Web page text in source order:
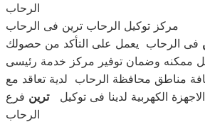
الرحاب
مركز توكيل الرحاب ترين فى الرحاب
فى الرحاب يعمل على التأكد من حصولك
ممكنه وضمان توفير مركز خدمة رئيسى
مناطق محافظة الرحاب لدية تعاقد مع
الكهربية لدينا فى توكيلترين فرع
الرحاب